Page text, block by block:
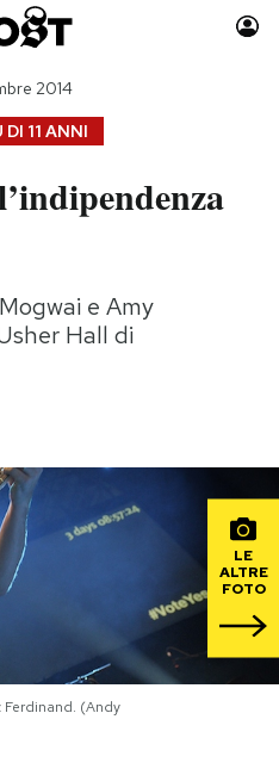
Auto
Moda
Storie/Idee
Ok Boomer!
Mondiali calcio 2026
DI 11 ANNI
2014
e Amy
Hall di
LE
ALTRE
FOTO
Ferdinand. (Andy